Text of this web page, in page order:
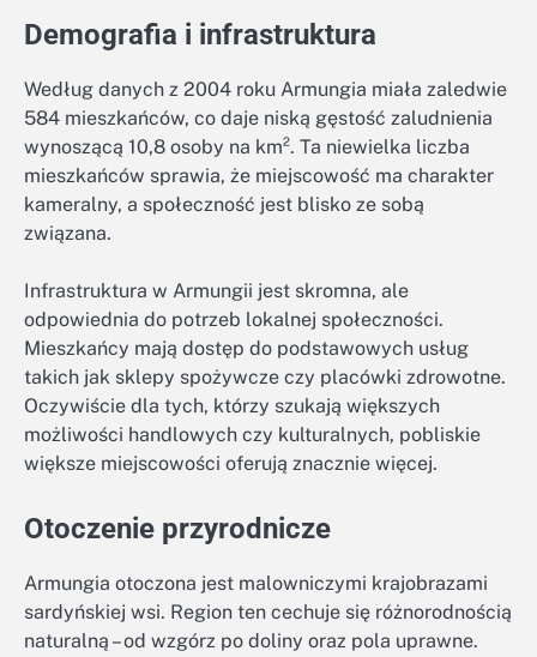
Demografia i infrastruktura
Według danych z 2004 roku Armungia miała zaledwie
584 mieszkańców, co daje niską gęstość zaludnienia
wynoszącą 10,8 osoby na km². Ta niewielka liczba
mieszkańców sprawia, że miejscowość ma charakter
kameralny, a społeczność jest blisko ze sobą
związana.
Infrastruktura w Armungii jest skromna, ale
odpowiednia do potrzeb lokalnej społeczności.
Mieszkańcy mają dostęp do podstawowych usług
takich jak sklepy spożywcze czy placówki zdrowotne.
Oczywiście dla tych, którzy szukają większych
możliwości handlowych czy kulturalnych, pobliskie
większe miejscowości oferują znacznie więcej.
Otoczenie przyrodnicze
Armungia otoczona jest malowniczymi krajobrazami
sardyńskiej wsi. Region ten cechuje się różnorodnością
naturalną – od wzgórz po doliny oraz pola uprawne.